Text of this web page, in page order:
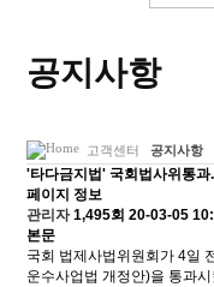
공지사항
고객센터 공지사항
'타다금지법' 국회법사위통
페이지 정보
관리자 1,495회 20-03-05
본문
국회 법제사법위원회가 4일
운수사업법 개정안)을 통과